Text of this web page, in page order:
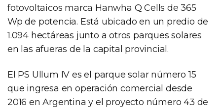
fotovoltaicos marca Hanwha Q Cells de 365
Wp de potencia. Está ubicado en un predio de
1.094 hectáreas junto a otros parques solares
en las afueras de la capital provincial.
El PS Ullum IV es el parque solar número 15
que ingresa en operación comercial desde
2016 en Argentina y el proyecto número 43 de